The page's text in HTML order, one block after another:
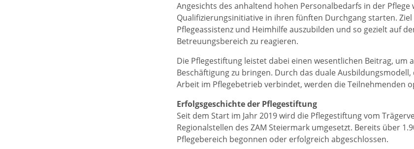
Angesichts des anhaltend hohen Personalbedarfs in der
Qualifizierungsinitiative in ihren fünften Durchgang starten. Ziel
Pflegeassistenz und Heimhilfe auszubilden und so gezielt auf
Betreuungsbereich zu reagieren.
Die Pflegestiftung leistet dabei einen wesentlichen Beitrag, um
Beschäftigung zu bringen. Durch das duale
Arbeit im Pflegebetrieb verbindet, werden die Teilnehmenden
Erfolgsgeschichte der Pflegestiftung
Seit dem Start im Jahr 2019 wird die Pflegestiftung vom
Regionalstellen des ZAM Steiermark umgesetzt. Bereits über
Pflegebereich begonnen oder erfolgreich abgeschlossen.